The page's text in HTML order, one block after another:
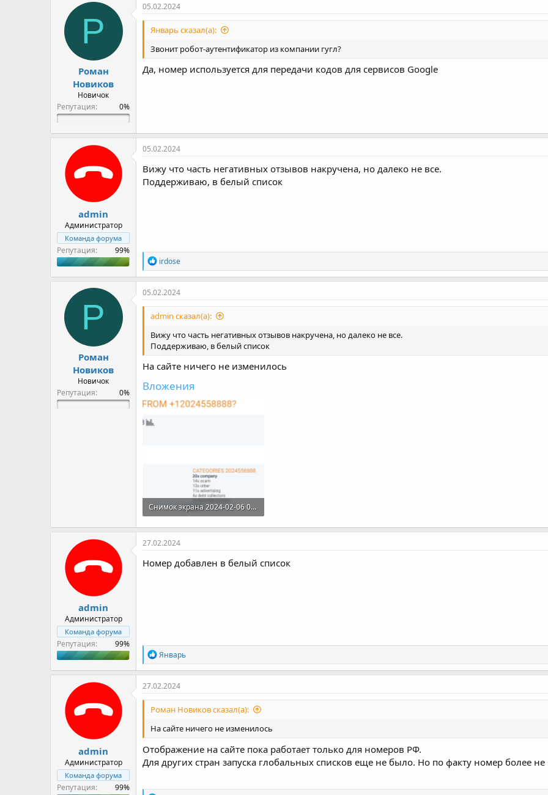
Р
Роман
Новиков
Новичок
Репутация:
05.02.2024
Январь сказал(а):
Звонит робот-аутентификатор из компании гугл?
Да, номер используется для передачи кодов для сервисов Google
admin
Администратор
Команда форума
Репутация:
05.02.2024
Вижу что часть негативных отзывов накручена, но далеко не все.
Поддерживаю, в белый список
Р
е
а
к
и
irdose
Р
Роман
Новиков
Новичок
Репутация:
05.02.2024
admin сказал(а):
Вижу что часть негативных отзывов накручена, но далеко не все.
Поддерживаю, в белый список
На сайте ничего не изменилось
Вложения
Снимок экрана 2024-02-06 000333.png
52,1 КБ · Просмотры: 3
admin
Администратор
Команда форума
Репутация:
27.02.2024
Номер добавлен в белый список
Р
е
а
к
и
Январь
admin
Администратор
Команда форума
Репутация:
27.02.2024
Роман Новиков сказал(а):
На сайте ничего не изменилось
Отображение на сайте пока работает только для номеров РФ.
Для других стран запуска глобальных списков еще не было. Но по факту номер более не